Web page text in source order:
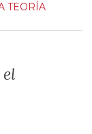
TEORÍA